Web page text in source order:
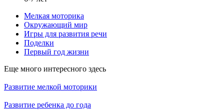
Мелкая моторика
Окружающий мир
Игры для развития речи
Поделки
Первый год жизни
Еще много интересного здесь
Развитие мелкой моторики
Развитие ребенка до года